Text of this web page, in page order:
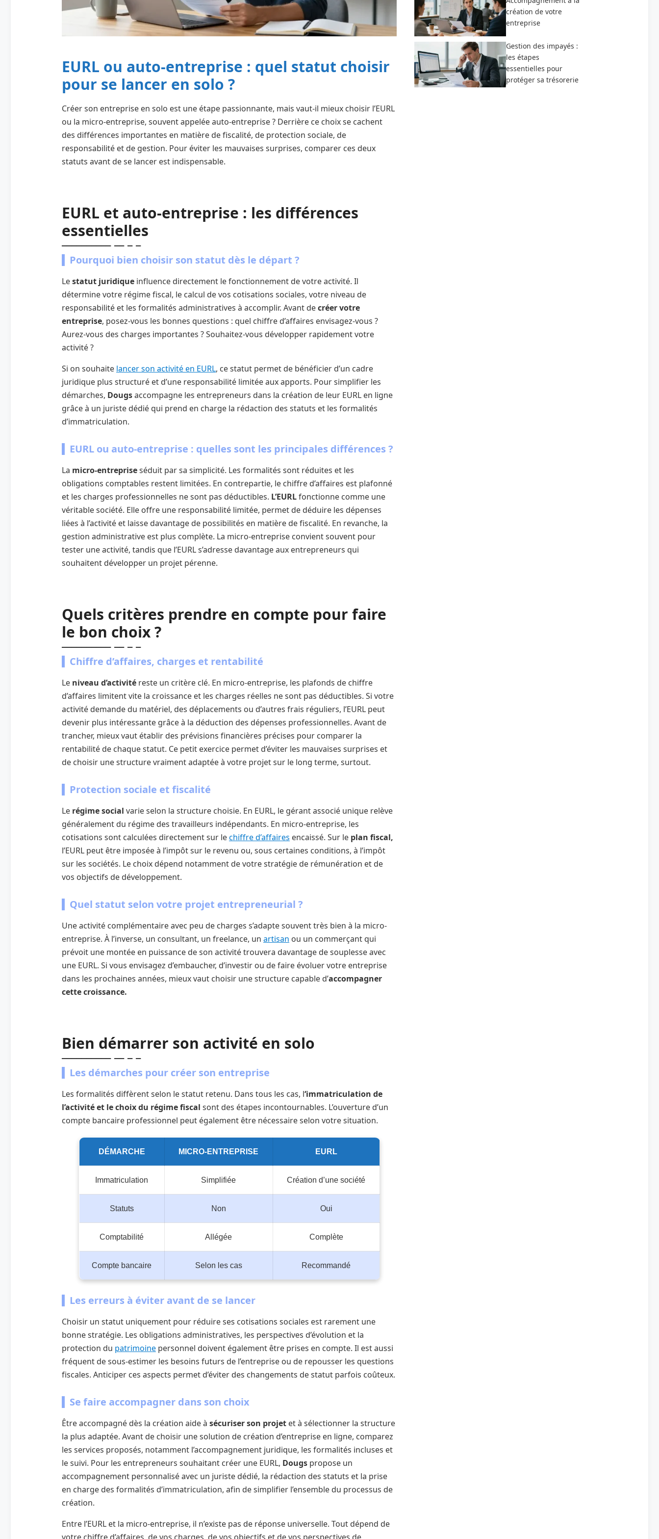
EURL ou auto-entreprise : quel statut choisir
pour se lancer en solo ?
Créer son entreprise en solo est une étape passionnante, mais vaut-il mieux choisir l’EURL
ou la micro-entreprise, souvent appelée auto-entreprise ? Derrière ce choix se cachent
des différences importantes en matière de fiscalité, de protection sociale, de
responsabilité et de gestion. Pour éviter les mauvaises surprises, comparer ces deux
statuts avant de se lancer est indispensable.
EURL et auto-entreprise : les différences
essentielles
Pourquoi bien choisir son statut dès le départ ?
Lestatut juridique influence directement le fonctionnement de votre activité. Il
détermine votre régime fiscal, le calcul de vos cotisations sociales, votre niveau de
responsabilité et les formalités administratives à accomplir. Avant decréer votre
entreprise, posez-vous les bonnes questions : quel chiffre d’affaires envisagez-vous ?
Aurez-vous des charges importantes ? Souhaitez-vous développer rapidement votre
activité ?
Si on souhaite lancer son activité en EURL, ce statut permet de bénéficier d’un cadre
juridique plus structuré et d’une responsabilité limitée aux apports. Pour simplifier les
démarches, Dougsaccompagne les entrepreneurs dans la création de leur EURL en ligne
grâce à un juriste dédié qui prend en charge la rédaction des statuts et les formalités
d’immatriculation.
EURL ou auto-entreprise : quelles sont les principales différences ?
La micro-entrepriseséduit par sa simplicité. Les formalités sont réduites et les
obligations comptables restent limitées. En contrepartie, le chiffre d’affaires est plafonné
et les charges professionnelles ne sont pas déductibles. L’EURLfonctionne comme une
véritable société. Elle offre une responsabilité limitée, permet de déduire les dépenses
liées à l’activité et laisse davantage de possibilités en matière de fiscalité. En revanche, la
gestion administrative est plus complète. La micro-entreprise convient souvent pour
tester une activité, tandis que l’EURL s’adresse davantage aux entrepreneurs qui
souhaitent développer un projet pérenne.
Quels critères prendre en compte pour faire
le bon choix ?
Chiffre d’affaires, charges et rentabilité
Le niveau d’activité reste un critère clé. En micro-entreprise, les plafonds de chiffre
d’affaires limitent vite la croissance et les charges réelles ne sont pas déductibles. Si votre
activité demande du matériel, des déplacements ou d’autres frais réguliers, l’EURL peut
devenir plus intéressante grâce à la déduction des dépenses professionnelles. Avant de
trancher, mieux vaut établir des prévisions financières précises pour comparer la
rentabilité de chaque statut. Ce petit exercice permet d’éviter les mauvaises surprises et
de choisir une structure vraiment adaptée à votre projet sur le long terme, surtout.
Protection sociale et fiscalité
Le régime social varie selon la structure choisie. En EURL, le gérant associé unique relève
généralement du régime des travailleurs indépendants. En micro-entreprise, les
cotisations sont calculées directement sur lechiffre d’affaires encaissé. Sur le plan fiscal,
l’EURL peut être imposée à l’impôt sur le revenu ou, sous certaines conditions, à l’impôt
sur les sociétés. Le choix dépend notamment de votre stratégie de rémunération et de
vos objectifs de développement.
Quel statut selon votre projet entrepreneurial ?
Une activité complémentaire avec peu de charges s’adapte souvent très bien à la micro-
entreprise. À l’inverse, un consultant, un freelance, un artisan ou un commerçant qui
prévoit une montée en puissance de son activité trouvera davantage de souplesse avec
une EURL. Si vous envisagez d’embaucher, d’investir ou de faire évoluer votre entreprise
dans les prochaines années, mieux vaut choisir une structure capable d’accompagner
cette croissance.
Bien démarrer son activité en solo
Les démarches pour créer son entreprise
Les formalités diffèrent selon le statut retenu. Dans tous les cas, l‘immatriculation de
l’activité et le choix du régime fiscal sont des étapes incontournables. L’ouverture d’un
compte bancaire professionnel peut également être nécessaire selon votre situation.
DÉMARCHE MICRO-ENTREPRISE EURL
Immatriculation Simplifiée Création d’une société
Statuts Non Oui
Comptabilité Allégée Complète
Compte bancaire Selon les cas Recommandé
Les erreurs à éviter avant de se lancer
Choisir un statut uniquement pour réduire ses cotisations sociales est rarement une
bonne stratégie. Les obligations administratives, les perspectives d’évolution et la
protection du patrimoine personnel doivent également être prises en compte. Il est aussi
fréquent de sous-estimer les besoins futurs de l’entreprise ou de repousser les questions
fiscales. Anticiper ces aspects permet d’éviter des changements de statut parfois coûteux.
Se faire accompagner dans son choix
Être accompagné dès la création aide à sécuriser son projet et à sélectionner la structure
la plus adaptée. Avant de choisir une solution de création d’entreprise en ligne, comparez
les services proposés, notamment l’accompagnement juridique, les formalités incluses et
le suivi. Pour les entrepreneurs souhaitant créer une EURL, Dougs propose un
accompagnement personnalisé avec un juriste dédié, la rédaction des statuts et la prise
en charge des formalités d’immatriculation, afin de simplifier l’ensemble du processus de
création.
Entre l’EURL et la micro-entreprise, il n’existe pas de réponse universelle. Tout dépend de
création de votre
entreprise
Gestion des impayés :
les étapes
essentielles pour
protéger sa trésorerie